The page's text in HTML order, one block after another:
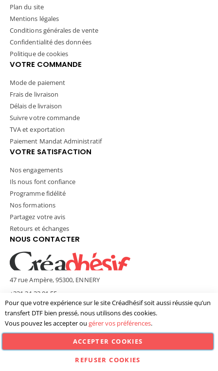
Plan du site
Mentions légales
Conditions générales de vente
Confidentialité des données
Politique de cookies
VOTRE COMMANDE
Mode de paiement
Frais de livraison
Délais de livraison
Suivre votre commande
TVA et exportation
Paiement Mandat Administratif
VOTRE SATISFACTION
Nos engagements
Ils nous font confiance
Programme fidélité
Nos formations
Partagez votre avis
Retours et échanges
NOUS CONTACTER
47 rue Ampère, 95300, ENNERY
+331 34 33 01 55
contact@creadhesif.com
Lun - Ven / 9h30 - 12h00 & 14h00 - 17h00
© Créadhésif 2025. Tous Droits Réservés.
Pour que votre expérience sur le site Créadhésif soit aussi réussie qu’un
transfert DTF bien pressé, nous utilisons des cookies.
Vous pouvez les accepter ou gérer vos préférences.
ACCEPTER COOKIES
REFUSER COOKIES